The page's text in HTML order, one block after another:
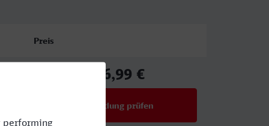
Preis
86,99 €
Verbindung prüfen